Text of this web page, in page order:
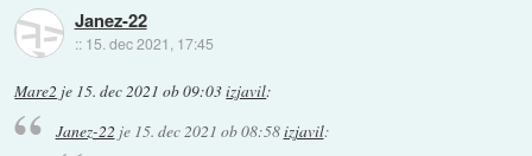
Janez-22
:: 15. dec 2021, 17:45
Mare2 je 15. dec 2021 ob 09:03izjavil:
Janez-22je 15. dec 2021 ob 08:58izjavil: